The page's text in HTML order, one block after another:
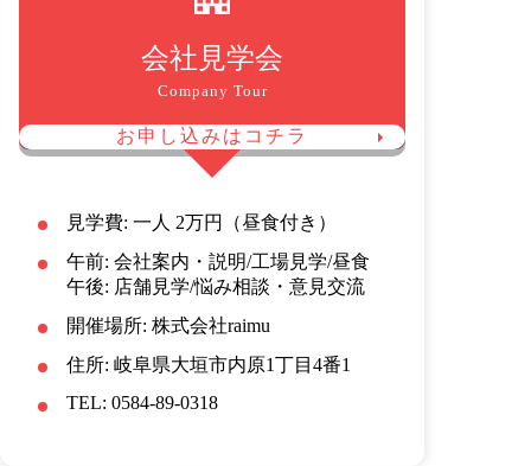
会社見学会
Company Tour
お申し込みはコチラ
見学費: 一人 2万円（昼食付き）
午前: 会社案内・説明/工場見学/昼食
午後: 店舗見学/悩み相談・意見交流
開催場所: 株式会社raimu
住所: 岐阜県大垣市内原1丁目4番1
TEL: 0584-89-0318